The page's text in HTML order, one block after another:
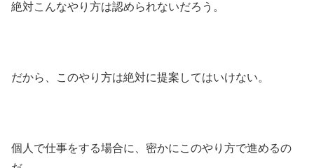
絶対こんなやり方は認められないだろう。
だから、このやり方は絶対に提案してはいけない。
個人で仕事をする場合に、密かにこのやり方で進めるの